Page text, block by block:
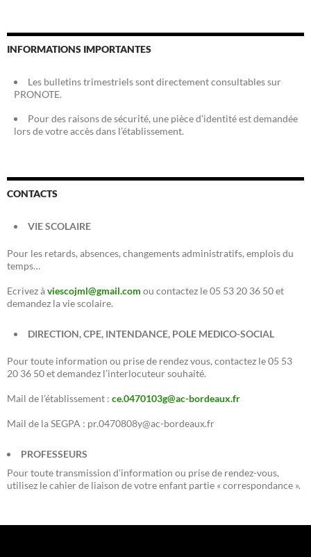
INFORMATIONS IMPORTANTES
Les bulletins trimestriels sont directement consultables sur
PRONOTE.
Pour des raisons de sécurité, une pièce d’identité est demandée
lors de votre accès dans l’établissement.
CONTACTS
VIE SCOLAIRE
Pour les retards, absences, changements administratifs, emplois du
temps…
Ecrivez àviescojml@gmail.com ou contactez le 05 53 20 36 50 et
demandez la vie scolaire.
DIRECTION, CPE, INTENDANCE, POLE MEDICO-SOCIAL
Pour toute information ou prise de rendez vous, contactez le 05 53
20 36 50 et demandez l’interlocuteur souhaité.
Mail de l’établissement : ce.0470103g@ac-bordeaux.fr
Mail de la SEGPA : pr.0470808y@ac-bordeaux.fr
PROFESSEURS
Pour toute transmission d’information ou prise de rendez-vous,
utilisez le cahier de liaison de votre enfant partie « correspondance ».